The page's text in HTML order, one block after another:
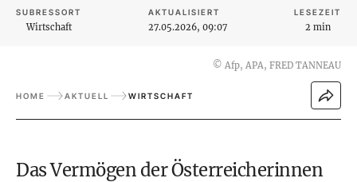
SUBRESSORT
Wirtschaft
AKTUALISIERT
27.05.2026, 09:07
LESEZEIT
2 min
© Afp, APA, FRED TANNEAU
HOME AKTUELL WIRTSCHAFT
Das Vermögen der Österreicherinnen